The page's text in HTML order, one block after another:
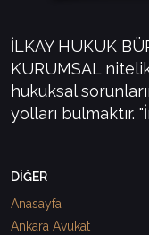
İLKAY HUKUK
KURUMSAL
hukuksal
yolları bulmaktır.
DİĞER
Anasayfa
Ankara Avukat